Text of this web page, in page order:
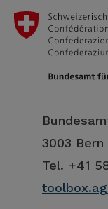
3003 Bern
Tel. +41